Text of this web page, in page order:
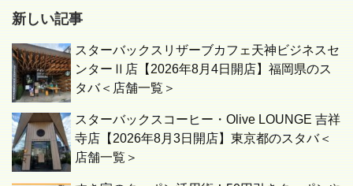
新しい記事
スターバックスリザーブカフェ天神ビジネスセ
ンターⅡ店【2026年8月4日開店】福岡県のス
タバ＜店舗一覧＞
スターバックスコーヒー・Olive LOUNGE 吉祥
寺店【2026年8月3日開店】東京都のスタバ＜
店舗一覧＞